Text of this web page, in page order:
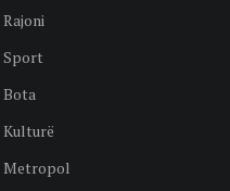
Rajoni
Sport
Bota
Kulturë
Metropol